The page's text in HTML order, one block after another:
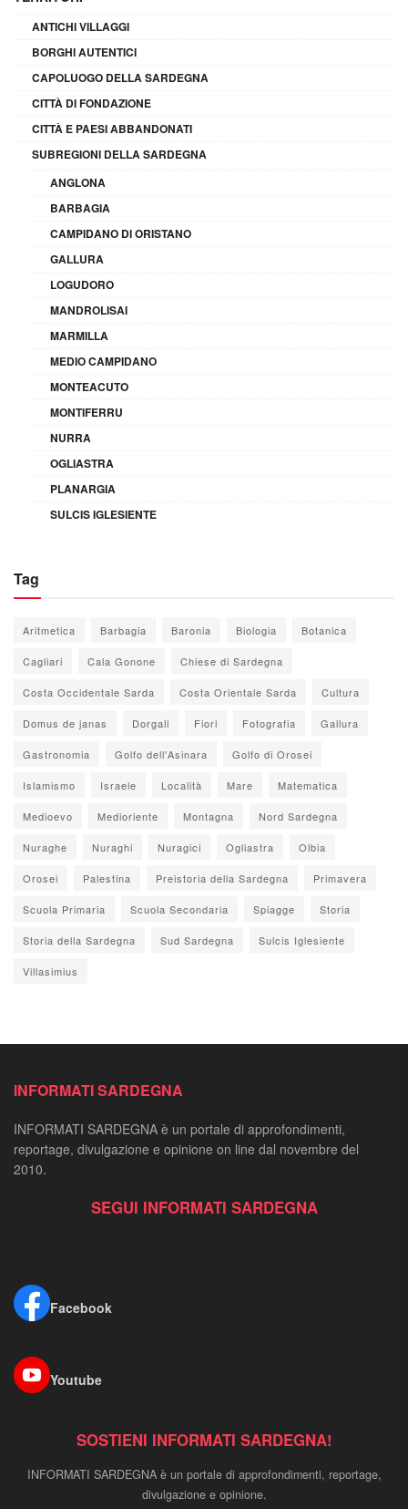
ANTICHI VILLAGGI
BORGHI AUTENTICI
CAPOLUOGO DELLA SARDEGNA
CITTÀ DI FONDAZIONE
CITTÀ E PAESI ABBANDONATI
SUBREGIONI DELLA SARDEGNA
ANGLONA
BARBAGIA
CAMPIDANO DI ORISTANO
GALLURA
LOGUDORO
MANDROLISAI
MARMILLA
MEDIO CAMPIDANO
MONTEACUTO
MONTIFERRU
NURRA
OGLIASTRA
PLANARGIA
SULCIS IGLESIENTE
Tag
Aritmetica Barbagia Baronia Biologia Botanica
Cagliari Cala Gonone Chiese di Sardegna
Costa Occidentale Sarda Costa Orientale Sarda Cultura
Domus de janas Dorgali Fiori Fotografia Gallura
Gastronomia Golfo dell'Asinara Golfo di Orosei
Islamismo Israele Località Mare Matematica
Medioevo Medioriente Montagna Nord Sardegna
Nuraghe Nuraghi Nuragici Ogliastra Olbia
Orosei Palestina Preistoria della Sardegna Primavera
Scuola Primaria Scuola Secondaria Spiagge Storia
Storia della Sardegna Sud Sardegna Sulcis Iglesiente
Villasimius
INFORMATI SARDEGNA
INFORMATI SARDEGNA è un portale di approfondimenti,
reportage, divulgazione e opinione on line dal novembre del
2010.
SEGUI INFORMATI SARDEGNA
Facebook
Youtube
SOSTIENI INFORMATI SARDEGNA!
INFORMATI SARDEGNA è un portale di approfondimenti, reportage,
divulgazione e opinione.